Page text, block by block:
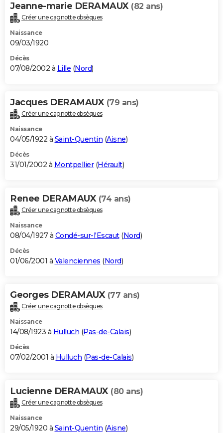
Jeanne-marie DERAMAUX (82 ans)
Créer une cagnotte obsèques
Naissance
09/03/1920
Décès
07/08/2002 à Lille (Nord)
Jacques DERAMAUX (79 ans)
Créer une cagnotte obsèques
Naissance
04/05/1922 à Saint-Quentin (Aisne)
Décès
31/01/2002 à Montpellier(Hérault)
Renee DERAMAUX (74 ans)
Créer une cagnotte obsèques
Naissance
08/04/1927 à Condé-sur-l'Escaut(Nord)
Décès
01/06/2001 à Valenciennes (Nord)
Georges DERAMAUX (77 ans)
Créer une cagnotte obsèques
Naissance
14/08/1923 à Hulluch (Pas-de-Calais)
Décès
07/02/2001 à Hulluch (Pas-de-Calais)
Lucienne DERAMAUX (80 ans)
Créer une cagnotte obsèques
Naissance
29/05/1920 à Saint-Quentin (Aisne)